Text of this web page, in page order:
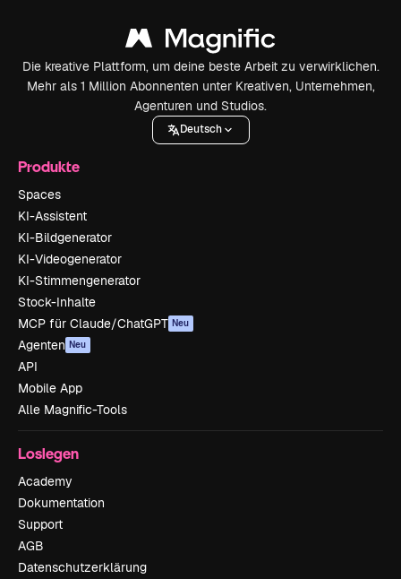
Die kreative Plattform, um deine beste Arbeit zu verwirklichen.
Mehr als 1 Million Abonnenten unter Kreativen, Unternehmen,
Agenturen und Studios.
Deutsch
Produkte
Spaces
KI-Assistent
KI-Bildgenerator
KI-Videogenerator
KI-Stimmengenerator
Stock-Inhalte
MCP für Claude/ChatGPT Neu
Agenten Neu
API
Mobile App
Alle Magnific-Tools
Loslegen
Academy
Dokumentation
Support
AGB
Datenschutzerklärung